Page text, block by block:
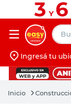
Iniciá
Ingresá tu
muebles
pintura
escritorio